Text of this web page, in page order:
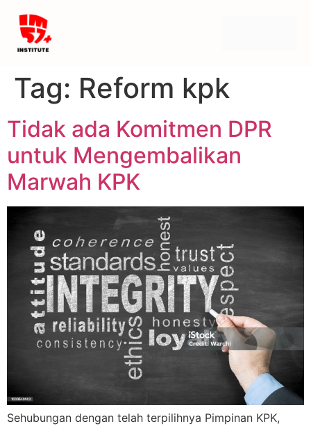
Tag: Reform kpk
Tidak ada Komitmen DPR
untuk Mengembalikan
Marwah KPK
Sehubungan dengan telah terpilihnya Pimpinan KPK,